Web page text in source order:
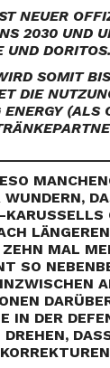
NEUER
2030 UND
UND DORITOS.
SOMIT
DIE
ENERGY (ALS
KARUSSELLS
ZEHN MAL
SO
IN DER
DREHEN,